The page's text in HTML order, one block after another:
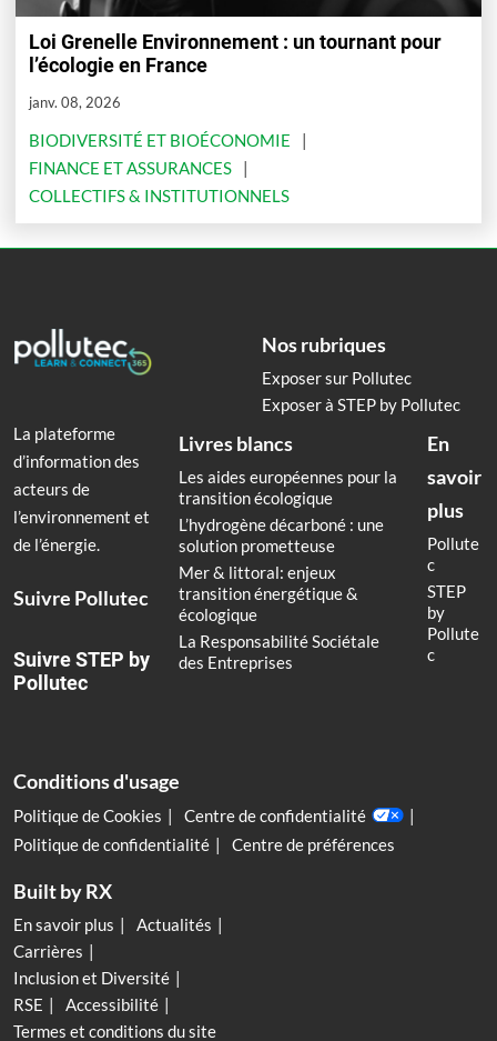
Loi Grenelle Environnement : un tournant pour
l’écologie en France
janv. 08, 2026
BIODIVERSITÉ ET BIOÉCONOMIE
FINANCE ET ASSURANCES
COLLECTIFS & INSTITUTIONNELS
La plateforme
d’information des
acteurs de
l’environnement et
de l’énergie.
Suivre Pollutec
Suivre STEP by
Pollutec
Nos rubriques
Exposer sur Pollutec
Exposer à STEP by Pollutec
Livres blancs
Les aides européennes pour la
transition écologique
L’hydrogène décarboné : une
solution prometteuse
Mer & littoral: enjeux
transition énergétique &
écologique
La Responsabilité Sociétale
des Entreprises
En
savoir
plus
Pollute
c
STEP
by
Pollute
c
Conditions d'usage
Politique de Cookies
Centre de confidentialité
Politique de confidentialité
Centre de préférences
Built by RX
En savoir plus
Actualités
Carrières
Inclusion et Diversité
RSE
Accessibilité
Termes et conditions du site